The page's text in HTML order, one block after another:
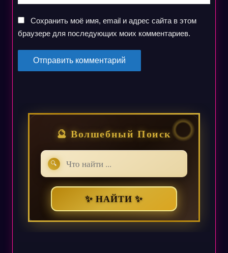
Сохранить моё имя, email и адрес сайта в этом
браузере для последующих моих комментариев.
🔮 Волшебный Поиск
🔍
✨ НАЙТИ ✨